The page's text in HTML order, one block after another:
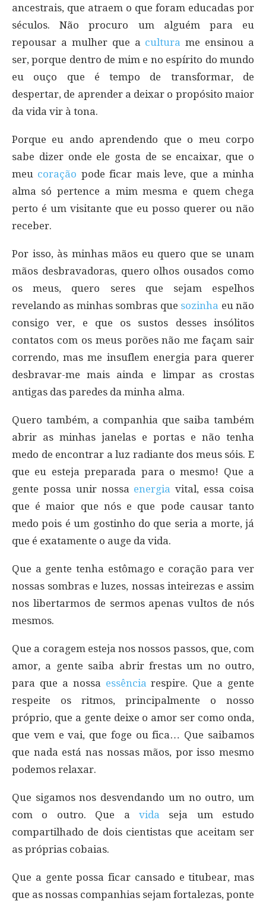
ancestrais, que atraem o que foram educadas por
séculos. Não procuro um alguém para eu
repousar a mulher que a cultura me ensinou a
ser, porque dentro de mim e no espírito do mundo
eu ouço que é tempo de transformar, de
despertar, de aprender a deixar o propósito maior
da vida vir à tona.
Porque eu ando aprendendo que o meu corpo
sabe dizer onde ele gosta de se encaixar, que o
meu coração pode ficar mais leve, que a minha
alma só pertence a mim mesma e quem chega
perto é um visitante que eu posso querer ou não
receber.
Por isso, às minhas mãos eu quero que se unam
mãos desbravadoras, quero olhos ousados como
os meus, quero seres que sejam espelhos
revelando as minhas sombras que sozinha eu não
consigo ver, e que os sustos desses insólitos
contatos com os meus porões não me façam sair
correndo, mas me insuflem energia para querer
desbravar-me mais ainda e limpar as crostas
antigas das paredes da minha alma.
Quero também, a companhia que saiba também
abrir as minhas janelas e portas e não tenha
medo de encontrar a luz radiante dos meus sóis. E
que eu esteja preparada para o mesmo! Que a
gente possa unir nossa energia vital, essa coisa
que é maior que nós e que pode causar tanto
medo pois é um gostinho do que seria a morte, já
que é exatamente o auge da vida.
Que a gente tenha estômago e coração para ver
nossas sombras e luzes, nossas inteirezas e assim
nos libertarmos de sermos apenas vultos de nós
mesmos.
Que a coragem esteja nos nossos passos, que, com
amor, a gente saiba abrir frestas um no outro,
para que a nossa essência respire. Que a gente
respeite os ritmos, principalmente o nosso
próprio, que a gente deixe o amor ser como onda,
que vem e vai, que foge ou fica… Que saibamos
que nada está nas nossas mãos, por isso mesmo
podemos relaxar.
Que sigamos nos desvendando um no outro, um
com o outro. Que a vida seja um estudo
compartilhado de dois cientistas que aceitam ser
as próprias cobaias.
Que a gente possa ficar cansado e titubear, mas
que as nossas companhias sejam fortalezas, ponte